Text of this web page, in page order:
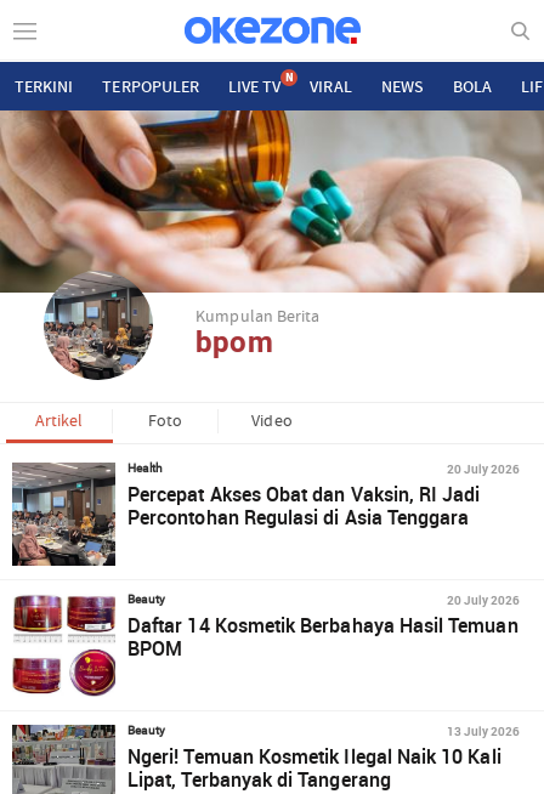
TERKINI TERPOPULER LIVE TV N VIRAL NEWS BOLA
Kumpulan Berita
bpom
Artikel Foto Video
Health 20 July 2026
Percepat Akses Obat dan Vaksin, RI Jadi
Percontohan Regulasi di Asia Tenggara
Beauty 20 July 2026
Daftar 14 Kosmetik Berbahaya Hasil Temuan
BPOM
Beauty 13 July 2026
Ngeri! Temuan Kosmetik Ilegal Naik 10 Kali
Lipat, Terbanyak di Tangerang